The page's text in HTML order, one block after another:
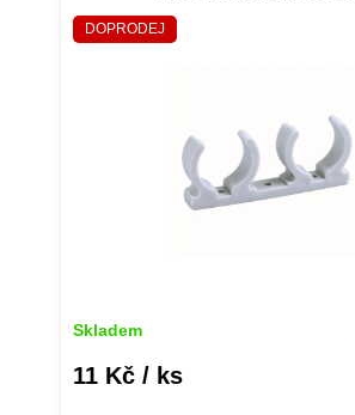
DOPRODEJ
Skladem
11 Kč / ks